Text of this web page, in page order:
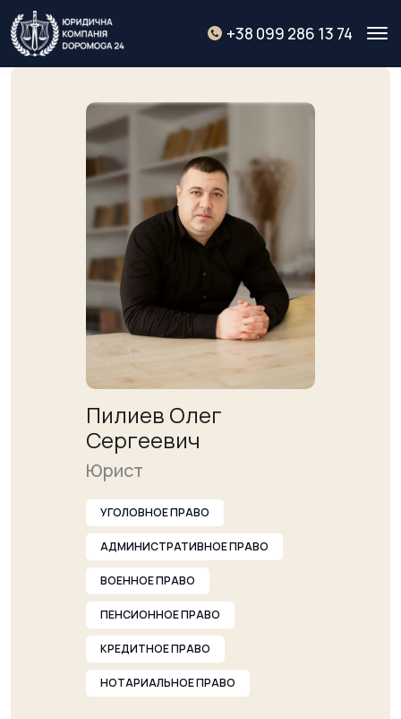
+38 099 286 13 74
Пилиев Олег
Сергеевич
Юрист
УГОЛОВНОЕ ПРАВО
АДМИНИСТРАТИВНОЕ ПРАВО
ВОЕННОЕ ПРАВО
ПЕНСИОННОЕ ПРАВО
КРЕДИТНОЕ ПРАВО
НОТАРИАЛЬНОЕ ПРАВО